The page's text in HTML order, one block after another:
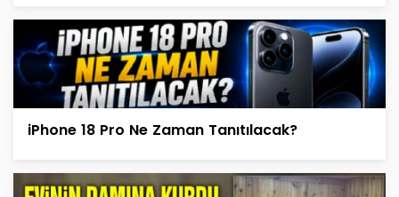
iPhone 18 Pro Ne Zaman Tanıtılacak?